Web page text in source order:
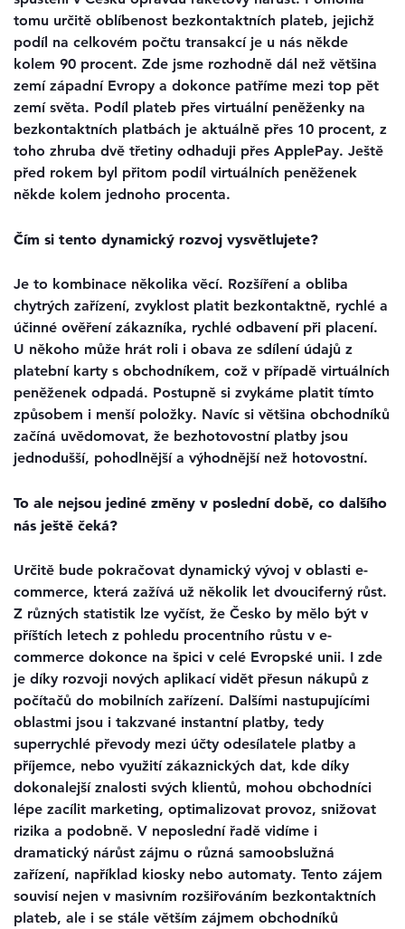
tomu určitě oblíbenost bezkontaktních plateb, jejichž
podíl na celkovém počtu transakcí je u nás někde
kolem 90 procent. Zde jsme rozhodně dál než většina
zemí západní Evropy a dokonce patříme mezi top pět
zemí světa. Podíl plateb přes virtuální peněženky na
bezkontaktních platbách je aktuálně přes 10 procent, z
toho zhruba dvě třetiny odhaduji přes ApplePay. Ještě
před rokem byl přitom podíl virtuálních peněženek
někde kolem jednoho procenta.
Čím si tento dynamický rozvoj vysvětlujete?
Je to kombinace několika věcí. Rozšíření a obliba
chytrých zařízení, zvyklost platit bezkontaktně, rychlé a
účinné ověření zákazníka, rychlé odbavení při placení.
U někoho může hrát roli i obava ze sdílení údajů z
platební karty s obchodníkem, což v případě virtuálních
peněženek odpadá. Postupně si zvykáme platit tímto
způsobem i menší položky. Navíc si většina obchodníků
začíná uvědomovat, že bezhotovostní platby jsou
jednodušší, pohodlnější a výhodnější než hotovostní.
To ale nejsou jediné změny v poslední době, co dalšího
nás ještě čeká?
Určitě bude pokračovat dynamický vývoj v oblasti e-
commerce, která zažívá už několik let dvouciferný růst.
Z různých statistik lze vyčíst, že Česko by mělo být v
příštích letech z pohledu procentního růstu v e-
commerce dokonce na špici v celé Evropské unii. I zde
je díky rozvoji nových aplikací vidět přesun nákupů z
počítačů do mobilních zařízení. Dalšími nastupujícími
oblastmi jsou i takzvané instantní platby, tedy
superrychlé převody mezi účty odesílatele platby a
příjemce, nebo využití zákaznických dat, kde díky
dokonalejší znalosti svých klientů, mohou obchodníci
lépe zacílit marketing, optimalizovat provoz, snižovat
rizika a podobně. V neposlední řadě vidíme i
dramatický nárůst zájmu o různá samoobslužná
zařízení, například kiosky nebo automaty. Tento zájem
souvisí nejen v masivním rozšiřováním bezkontaktních
plateb, ale i se stále větším zájmem obchodníků